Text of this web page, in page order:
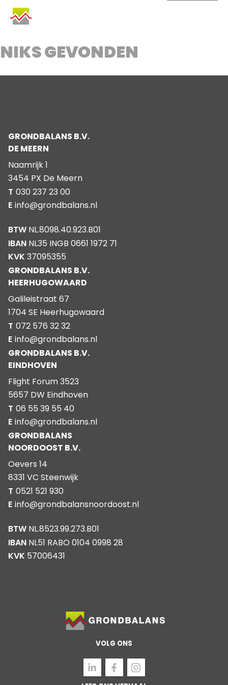
TO
CONTENT
NIKS GEVONDEN
GRONDBALANS B.V.
DE MEERN
Naamrijk 1
3454 PX De Meern
T 030 237 23 00
E info@grondbalans.nl
BTW NL.8098.40.923.B01
IBAN NL35 INGB 0661 1972 71
KVK 37095355
GRONDBALANS B.V.
HEERHUGOWAARD
Galileistraat 67
1704 SE Heerhugowaard
T 072 576 32 32
E info@grondbalans.nl
GRONDBALANS B.V.
EINDHOVEN
Flight Forum 3523
5657 DW Eindhoven
T 06 55 39 55 40
E info@grondbalans.nl
GRONDBALANS
NOORDOOST B.V.
Oevers 14
8331 VC Steenwijk
T 0521 521 930
E info@grondbalansnoordoost.nl
BTW NL.8523.99.273.B01
IBAN NL51 RABO 0104 0998 28
KVK 57006431
VOLG ONS